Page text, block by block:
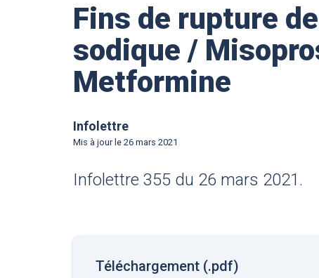
Fins de rupture
sodique /
Metformine
Infolettre
Mis à jour le26 mars 2021
Infolettre 355 du 26 mars 2021.
Téléchargement (.pdf)